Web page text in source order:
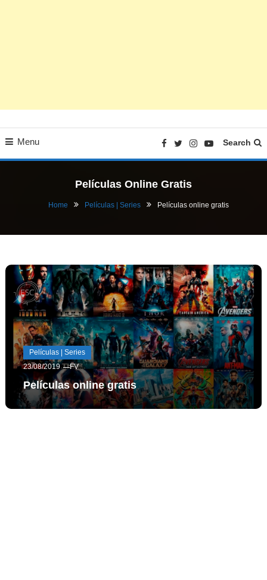
Menu Search
Películas Online Gratis
Home Películas | Series Películas online gratis
Películas | Series
23/08/2019
FV
Películas online gratis